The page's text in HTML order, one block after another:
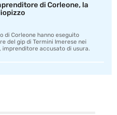
di Corleone, la
di Corleone hanno eseguito
del gip di Termini Imerese nei
imprenditore accusato di usura.